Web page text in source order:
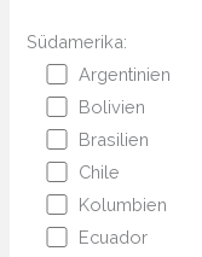
Südamerika:
Argentinien
Bolivien
Brasilien
Chile
Kolumbien
Ecuador